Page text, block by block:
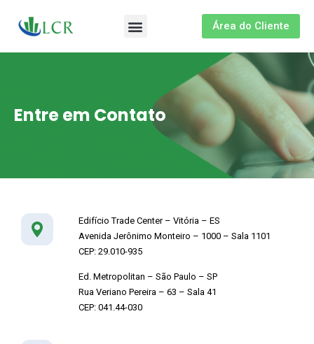
Área do Cliente
Entre em Contato
Edifício Trade Center – Vitória – ES
Avenida Jerônimo Monteiro – 1000 – Sala 1101
CEP: 29.010-935
Ed. Metropolitan – São Paulo – SP
Rua Veriano Pereira – 63 – Sala 41
CEP: 041.44-030